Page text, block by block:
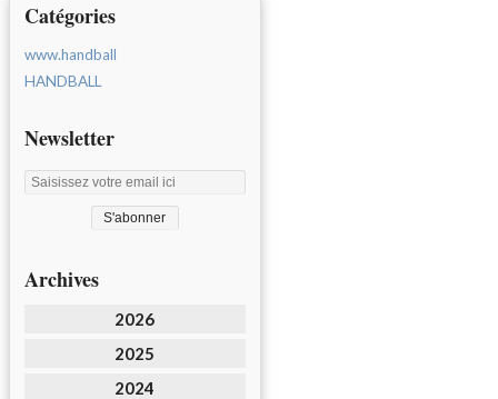
Catégories
www.handball
HANDBALL
Newsletter
Archives
2026
2025
2024